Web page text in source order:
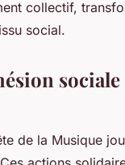
collectif,
social.
de la Musique